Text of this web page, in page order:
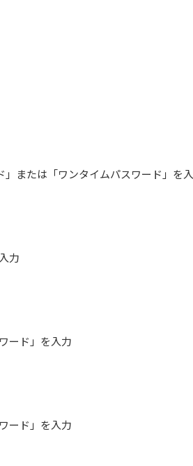
または「ワンタイムパスワード」を
力
ード」を入力
ード」を入力